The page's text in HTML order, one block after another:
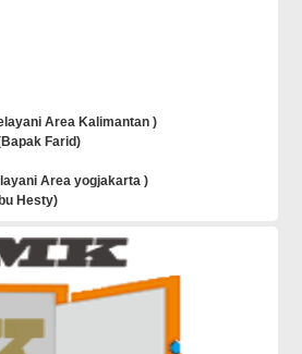
Area Kalimantan )
Farid)
Area yogjakarta )
Hesty)